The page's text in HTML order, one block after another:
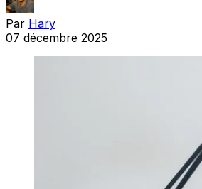
Par Hary
07 décembre 2025